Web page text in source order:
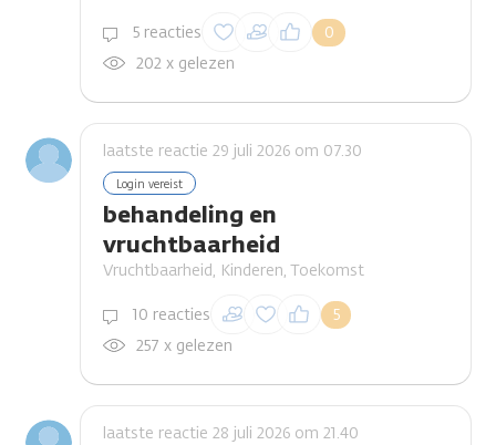
5 reacties 0
Inloggen om een
reactie te plaatsen
202 x gelezen
laatste reactie 29 juli 2026 om 07.30
Login vereist
behandeling en
vruchtbaarheid
Vruchtbaarheid, Kinderen, Toekomst
10 reacties 5
Inloggen om een
reactie te plaatsen
257 x gelezen
laatste reactie 28 juli 2026 om 21.40